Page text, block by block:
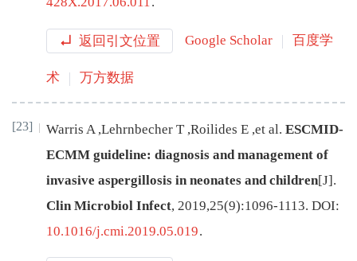
返回引文位置 Google Scholar 百度学
术 万方数据
[23] Warris A ,Lehrnbecher T ,Roilides E ,et al. ESCMID-
ECMM guideline: diagnosis and management of
invasive aspergillosis in neonates and children[J].
Clin Microbiol Infect, 2019,25(9):1096-1113. DOI:
10.1016/j.cmi.2019.05.019.